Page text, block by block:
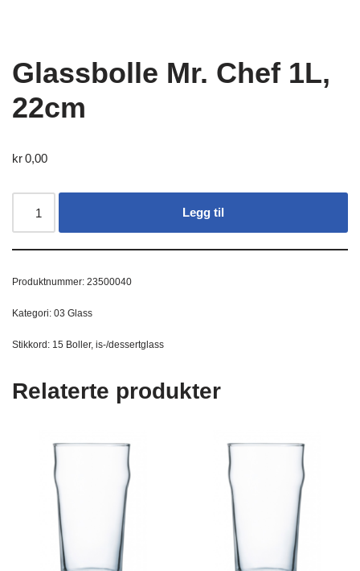
Glassbolle Mr. Chef 1L,
22cm
kr0,00
Legg til
Produktnummer: 23500040
Kategori: 03 Glass
Stikkord: 15 Boller, is-/dessertglass
Relaterte produkter